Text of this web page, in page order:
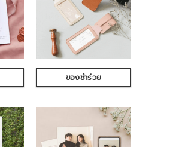
ของชำร่วย